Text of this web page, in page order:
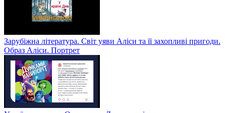
Зарубіжна література. Світ уяви Аліси та її захопливі пригоди.
Образ Аліси. Портрет